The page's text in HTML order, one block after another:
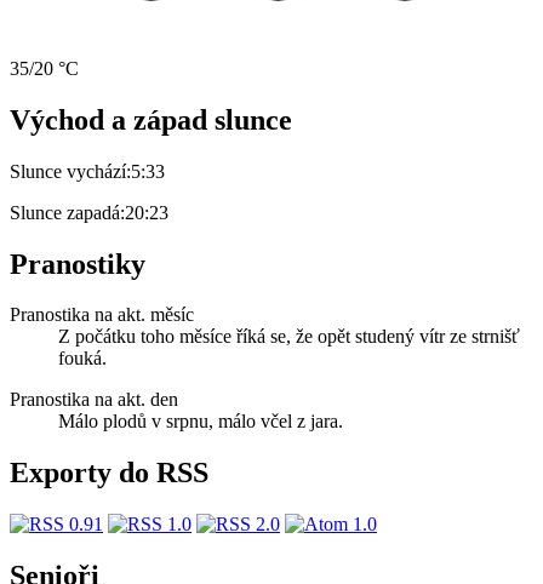
35/20 °C
Východ a západ slunce
Slunce vychází:5:33
Slunce zapadá:20:23
Pranostiky
Pranostika na akt. měsíc
Z počátku toho měsíce říká se, že opět studený vítr ze strnišť
fouká.
Pranostika na akt. den
Málo plodů v srpnu, málo včel z jara.
Exporty do RSS
Senioři